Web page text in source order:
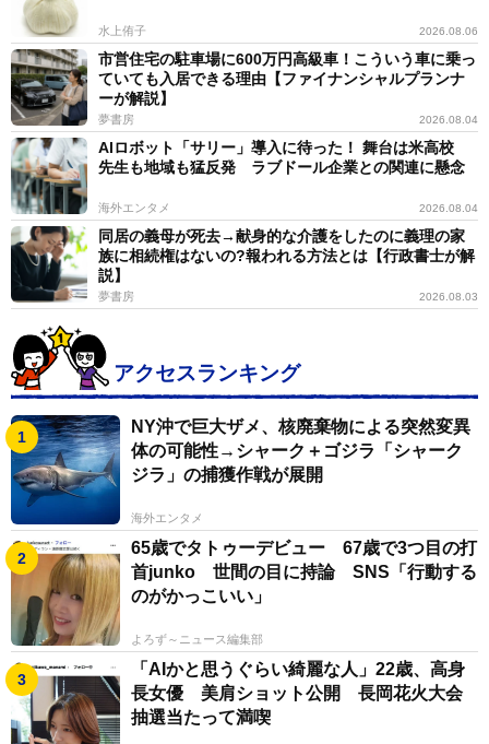
て、飲み食いするなどはもってのほかです。
本殿の前に達したら、お賽銭を上げるのですが、「賽」
とは、「カミから授かった福徳への感謝のしるしを奉
る」ということですから、紙で包んだ貨幣を丁重に神前
の賽銭箱へ供えましょう。拝礼の仕方や拍手の回数はそ
れぞれの神社で異なりますので、統一的な基準はありま
せん。あくまで、真心を込めて祈ることが大切です。御
札等を授かった場合は、丁寧に持ち帰り、自宅の神棚に
供えましょう
ーーお賽銭について「お金を投げつけるのは良くないの
ではないか？」「いや銭音が厄払いになるから投げるべ
きでは？」などと様々な意見があるようですが、そのあ
たりはいかがでしょうか？
三宅：マスコミがニュースで取り上げる初詣風景は、三
が日の間だけでも何十万人、何百万人も参詣する有名な
神社仏閣ばかりです。人混みに押されて賽銭箱の前まで
到達できない人々が仕方なしに賽銭を投げている風景が
映り、それで「賽銭は投げるもの」と勘違いしている人
も居るようですが、丁重に神前に供えるという趣旨から
も明らかに間違っていますし、自分より前方の方の後頭
部にコインが当たったりしても危険です。それに、地元
の氏神様へ詣でれば人混みはないので、丁寧で落ち着い
水上侑子 2026.08.06
市営住宅の駐車場に600万円高級車！こういう車に乗っ
ていても入居できる理由【ファイナンシャルプランナ
ーが解説】
夢書房 2026.08.04
AIロボット「サリー」導入に待った！ 舞台は米高校
先生も地域も猛反発 ラブドール企業との関連に懸念
海外エンタメ 2026.08.04
同居の義母が死去→献身的な介護をしたのに義理の家
族に相続権はないの?報われる方法とは【行政書士が解
説】
夢書房 2026.08.03
アクセスランキング
NY沖で巨大ザメ、核廃棄物による突然変異
体の可能性→シャーク＋ゴジラ「シャーク
ジラ」の捕獲作戦が展開
海外エンタメ
65歳でタトゥーデビュー 67歳で3つ目の打
首junko 世間の目に持論 SNS「行動する
のがかっこいい」
よろず～ニュース編集部
「AIかと思うぐらい綺麗な人」22歳、高身
長女優 美肩ショット公開 長岡花火大会
抽選当たって満喫